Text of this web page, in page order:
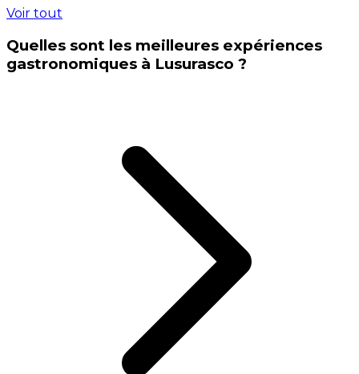
Voir tout
Quelles sont les meilleures expériences
gastronomiques à Lusurasco ?